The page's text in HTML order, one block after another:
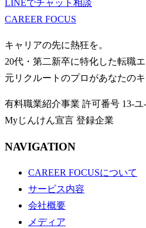
LINEでチャット相談
CAREER FOCUS
キャリアの先に熱狂を。
20代・第二新卒に特化した転職エ
元リクルートのプロがあなたの
有料職業紹介事業 許可番号 13-ユ
Myじんけん宣言 登録企業
NAVIGATION
CAREER FOCUSについて
サービス内容
会社概要
メディア